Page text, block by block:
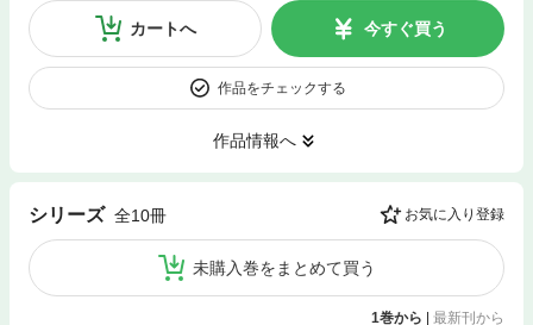
カートへ 今すぐ買う
作品をチェックする
作品情報へ
シリーズ 全10冊 お気に入り登録
未購入巻をまとめて買う
1巻から 最新刊から